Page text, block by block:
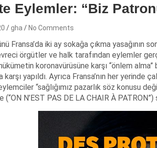
Eylemler: “Biz
gha No Comments
Fransa’da iki ay sokağa çıkma
örgütler ve halk tarafından eylemler
koronavürüsüne karşı “önlem
karşı yapıldı. Ayrıca Fransa’nın her yerinde
“sağlığımız pazarlık söz konusu
(“ON N’EST PAS DE LA CHAIR À